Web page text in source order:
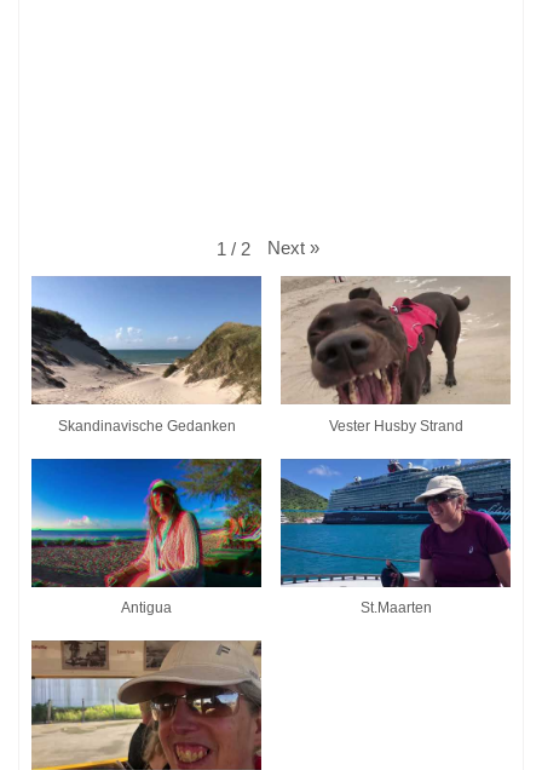
1 / 2 Next »
Skandinavische Gedanken Vester Husby Strand
Antigua St.Maarten